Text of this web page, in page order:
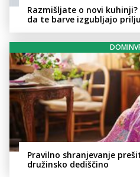
Razmišljate o novi
da te barve izgubljajo
Pravilno shranjevanje
družinsko dediščino